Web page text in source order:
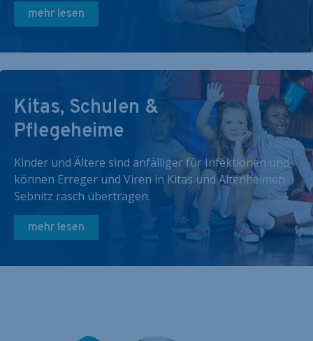
mehr lesen
Kitas, Schulen &
Pflegeheime
Kinder und Ältere sind anfälliger für Infektionen und
können Erreger und Viren in Kitas und Altenheimen
Sebnitz rasch übertragen.
mehr lesen